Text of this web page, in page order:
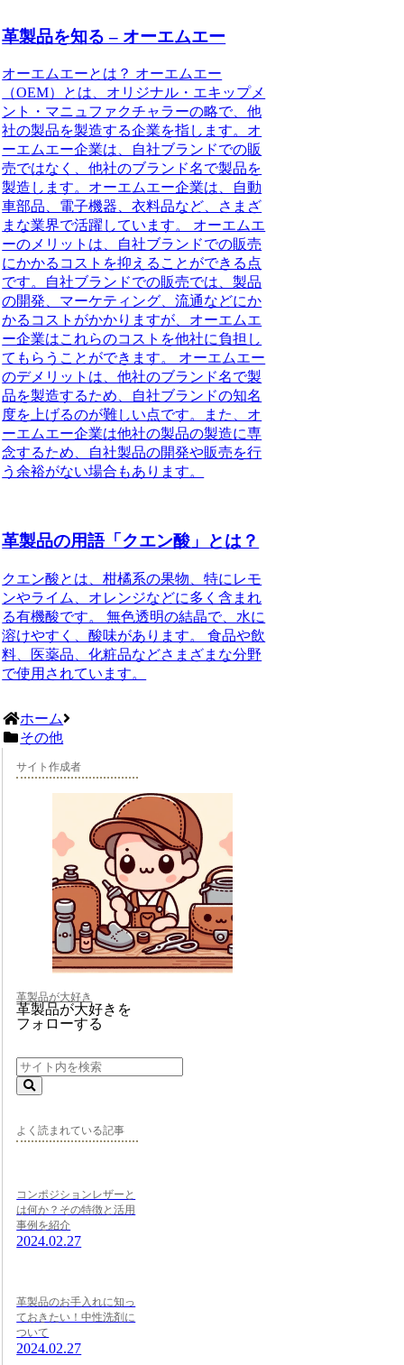
革製品を知る – オーエムエー
オーエムエーとは？ オーエムエー
（OEM）とは、オリジナル・エキップメ
ント・マニュファクチャラーの略で、他
社の製品を製造する企業を指します。オ
ーエムエー企業は、自社ブランドでの販
売ではなく、他社のブランド名で製品を
製造します。オーエムエー企業は、自動
車部品、電子機器、衣料品など、さまざ
まな業界で活躍しています。 オーエムエ
ーのメリットは、自社ブランドでの販売
にかかるコストを抑えることができる点
です。自社ブランドでの販売では、製品
の開発、マーケティング、流通などにか
かるコストがかかりますが、オーエムエ
ー企業はこれらのコストを他社に負担し
てもらうことができます。 オーエムエー
のデメリットは、他社のブランド名で製
品を製造するため、自社ブランドの知名
度を上げるのが難しい点です。また、オ
ーエムエー企業は他社の製品の製造に専
念するため、自社製品の開発や販売を行
う余裕がない場合もあります。
革製品の用語「クエン酸」とは？
クエン酸とは、柑橘系の果物、特にレモ
ンやライム、オレンジなどに多く含まれ
る有機酸です。 無色透明の結晶で、水に
溶けやすく、酸味があります。 食品や飲
料、医薬品、化粧品などさまざまな分野
で使用されています。
ホーム
その他
サイト作成者
革製品が大好き
革製品が大好きを
フォローする
よく読まれている記事
コンポジションレザーと
は何か？その特徴と活用
事例を紹介
2024.02.27
革製品のお手入れに知っ
ておきたい！中性洗剤に
ついて
2024.02.27